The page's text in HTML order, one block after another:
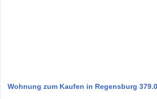
Wohnung zum Kaufen in Regensburg